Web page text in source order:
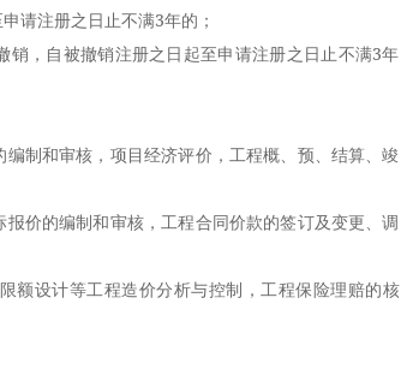
注册之日止不满3年的；
，自被撤销注册之日起至申请注册之日止不满3年
和审核，项目经济评价，工程概、预、结算、竣
的编制和审核，工程合同价款的签订及变更、调
设计等工程造价分析与控制，工程保险理赔的核